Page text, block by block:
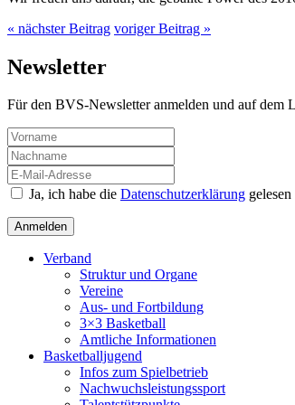
« nächster Beitrag voriger Beitrag »
Newsletter
Für den BVS-Newsletter anmelden und auf dem
Ja, ich habe die Datenschutzerklärung
Verband
Struktur und Organe
Vereine
Aus- und Fortbildung
3×3 Basketball
Amtliche Informationen
Basketballjugend
Infos zum Spielbetrieb
Nachwuchsleistungssport